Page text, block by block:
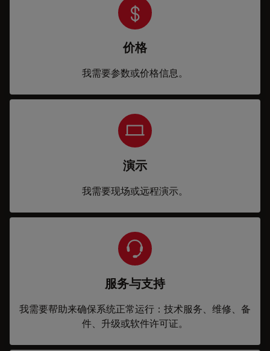
价格
我需要参数或价格信息。
演示
我需要现场或远程演示。
服务与支持
我需要帮助来确保系统正常运行：技术服务、维修、备
件、升级或软件许可证。